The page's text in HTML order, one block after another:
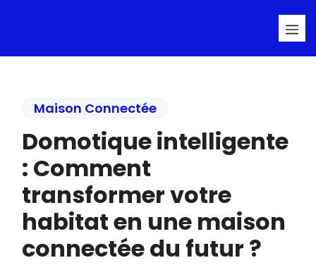
Maison Connectée
Domotique intelligente
: Comment
transformer votre
habitat en une maison
connectée du futur ?